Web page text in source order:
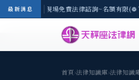
最新消息
區-8/3(一) 現場免費法律諮詢~名額有限
首頁›法律知識庫›法律知識